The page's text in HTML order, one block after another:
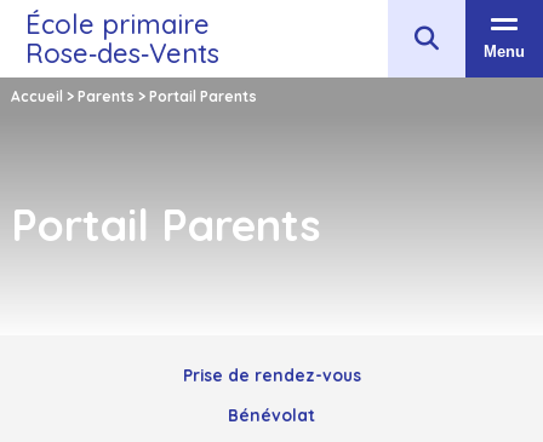
École primaire
Rose‑des‑Vents
Menu
Accueil > Parents > Portail Parents
Portail Parents
Prise de rendez-vous
Bénévolat